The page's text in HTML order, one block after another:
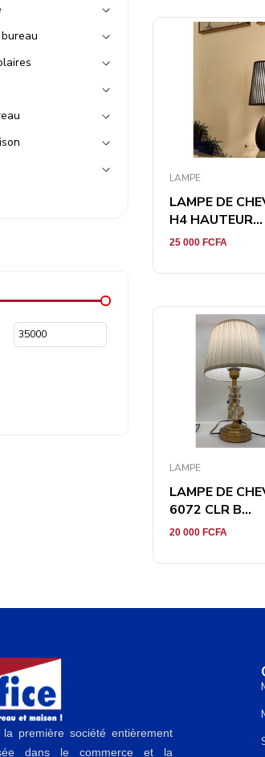
LAMPE
LAMPE DE
H4 HAUTEUR...
25 000 FCFA
LAMPE
LAMPE DE
6072 CLR B...
20 000 FCFA
première société entièrement
dans le commerce et la